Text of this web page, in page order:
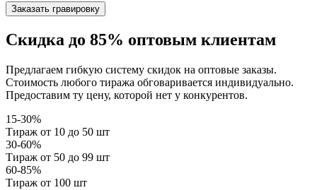
Заказать гравировку
Скидка до 85% оптовым клиентам
Предлагаем гибкую систему скидок на оптовые заказы.
Стоимость любого тиража обговаривается индивидуально.
Предоставим ту цену, которой нет у конкурентов.
15-30%
Тираж от 10 до 50 шт
30-60%
Тираж от 50 до 99 шт
60-85%
Тираж от 100 шт